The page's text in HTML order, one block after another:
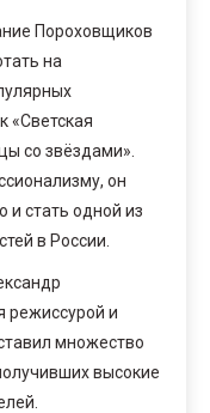
Пороховщиков
на
«Светская
со звёздами».
он
стать одной из
в России.
режиссурой и
множество
высокие